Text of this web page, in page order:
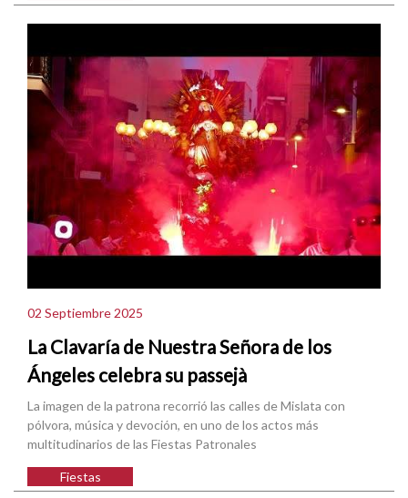
02 Septiembre 2025
La Clavaría de Nuestra Señora de los
Ángeles celebra su passejà
La imagen de la patrona recorrió las calles de Mislata con
pólvora, música y devoción, en uno de los actos más
multitudinarios de las Fiestas Patronales
Fiestas